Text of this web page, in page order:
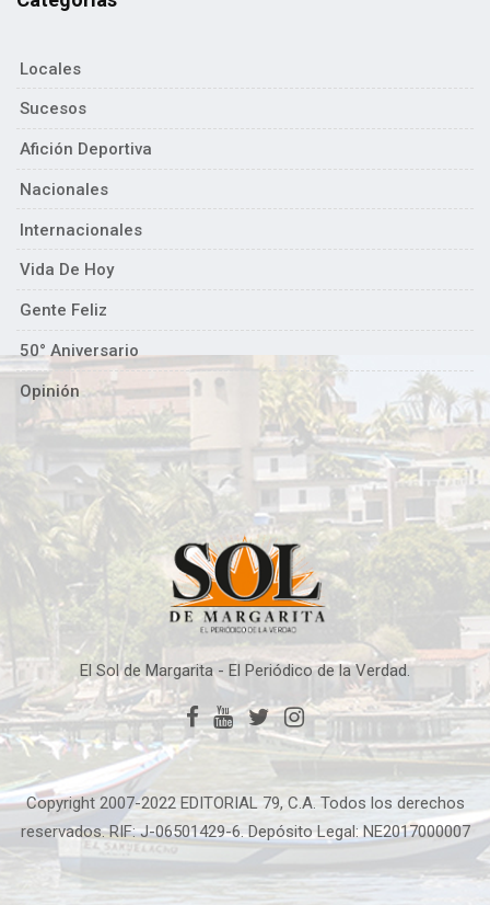
Locales
Sucesos
Afición Deportiva
Nacionales
Internacionales
Vida De Hoy
Gente Feliz
50° Aniversario
Opinión
El Sol de Margarita - El Periódico de la Verdad.
Copyright 2007-2022 EDITORIAL 79, C.A. Todos los derechos
reservados. RIF: J-06501429-6. Depósito Legal: NE2017000007